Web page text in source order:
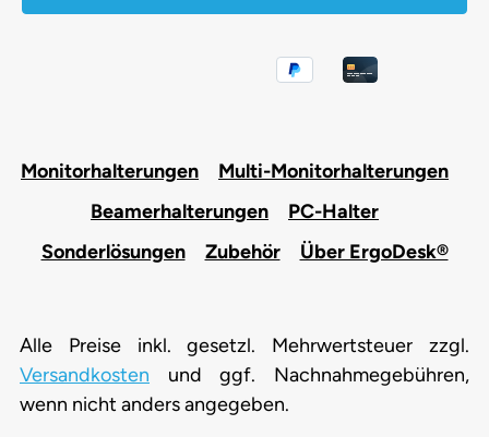
Monitorhalterungen
Multi-Monitorhalterungen
Beamerhalterungen
PC-Halter
Sonderlösungen
Zubehör Über ErgoDesk®
Alle Preise inkl. gesetzl. Mehrwertsteuer zzgl.
Versandkosten und ggf. Nachnahmegebühren,
wenn nicht anders angegeben.